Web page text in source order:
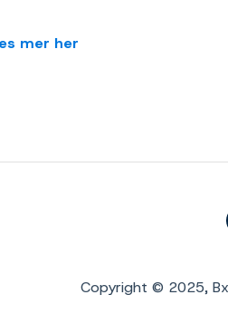
mer her
Copyright © 2025,